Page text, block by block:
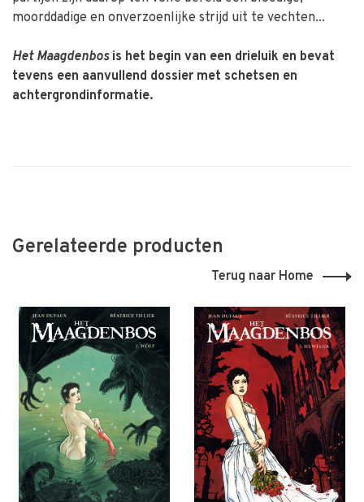
moorddadige en onverzoenlijke strijd uit te vechten...
Het Maagdenbosis het begin van een drieluik en bevat
tevens een aanvullend dossier met schetsen en
achtergrondinformatie.
Gerelateerde producten
Terug naar Home